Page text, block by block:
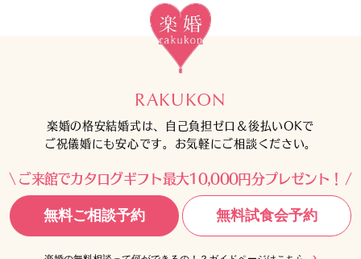
RAKUKON
楽婚の格安結婚式は、自己負担ゼロ＆後払いOKで
ご祝儀婚にも安心です。お気軽にご相談ください。
ご来館でカタログギフト最大10,000円分プレゼント！
無料ご相談予約 無料試食会予約